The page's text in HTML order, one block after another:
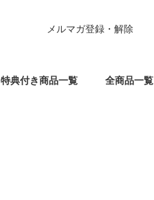
特典付き商品一覧 全商品一覧
メルマガ登録・解除